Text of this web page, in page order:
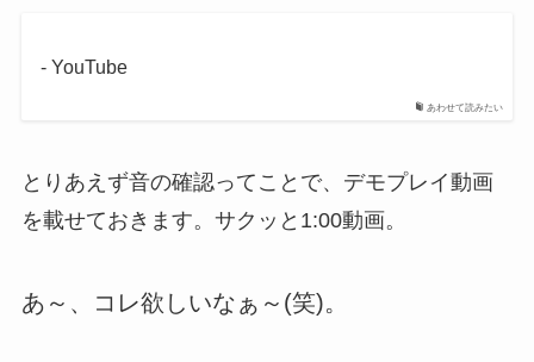
あわせて読みたい
- YouTube
とりあえず音の確認ってことで、デモプレイ動画
を載せておきます。サクッと1:00動画。
あ～、コレ欲しいなぁ～(笑)。